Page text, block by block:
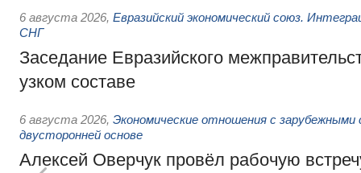
6 августа 2026, Евразийский экономический союз.
СНГ
Заседание Евразийского
узком составе
6 августа 2026, Экономические отношения с
двусторонней основе
Алексей Оверчук провёл рабочую